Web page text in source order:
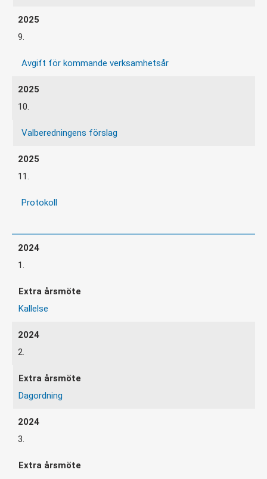
9.
Avgift för kommande verksamhetsår
10.
Valberedningens förslag
11.
Protokoll
1.
Kallelse
2.
Dagordning
3.